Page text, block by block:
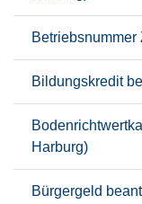
Bildungskredit
Harburg)
Bürgergeld